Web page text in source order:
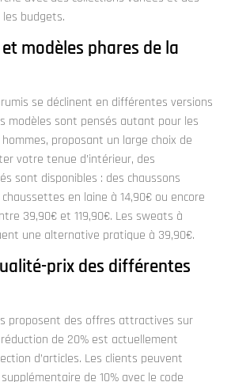
budgets.
modèles phares de la
se déclinent en différentes versions
modèles sont pensés autant pour les
proposant un large choix de
votre tenue d’intérieur, des
sont disponibles : des chaussons
en laine à 14,90€ ou encore
39,90€ et 119,90€. Les sweats à
une alternative pratique à 39,90€.
prix des différentes
proposent des offres attractives sur
de 20% est actuellement
d’articles. Les clients peuvent
de 10% avec le code